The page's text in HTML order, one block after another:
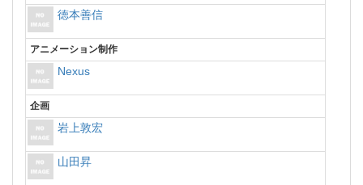
徳本善信
アニメーション制作
Nexus
企画
岩上敦宏
山田昇